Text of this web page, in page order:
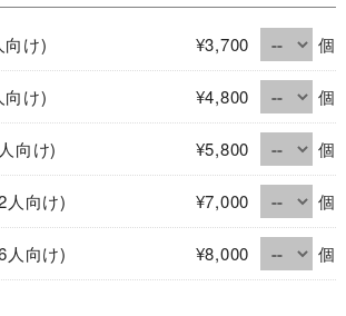
向け) ¥3,700 個
向け) ¥4,800 個
向け) ¥5,800 個
人向け) ¥7,000 個
人向け) ¥8,000 個